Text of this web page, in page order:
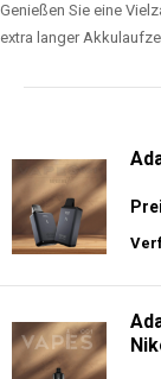
Genießen Sie eine
extra langer